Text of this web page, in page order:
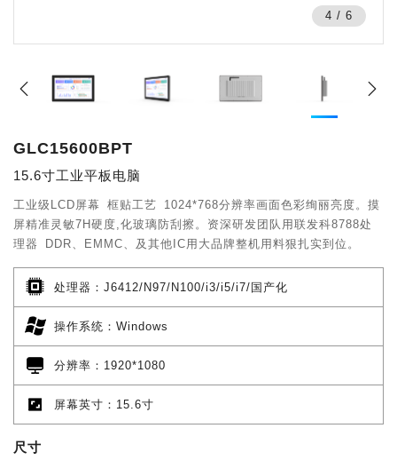
4 / 6
GLC15600BPT
15.6寸工业平板电脑
工业级LCD屏幕 框贴工艺 1024*768分辨率画面色彩绚丽亮度。摸
屏精准灵敏7H硬度,化玻璃防刮擦。资深研发团队用联发科8788处
理器 DDR、EMMC、及其他IC用大品牌整机用料狠扎实到位。
处理器：J6412/N97/N100/i3/i5/i7/国产化
操作系统：Windows
分辨率：1920*1080
屏幕英寸：15.6寸
尺寸